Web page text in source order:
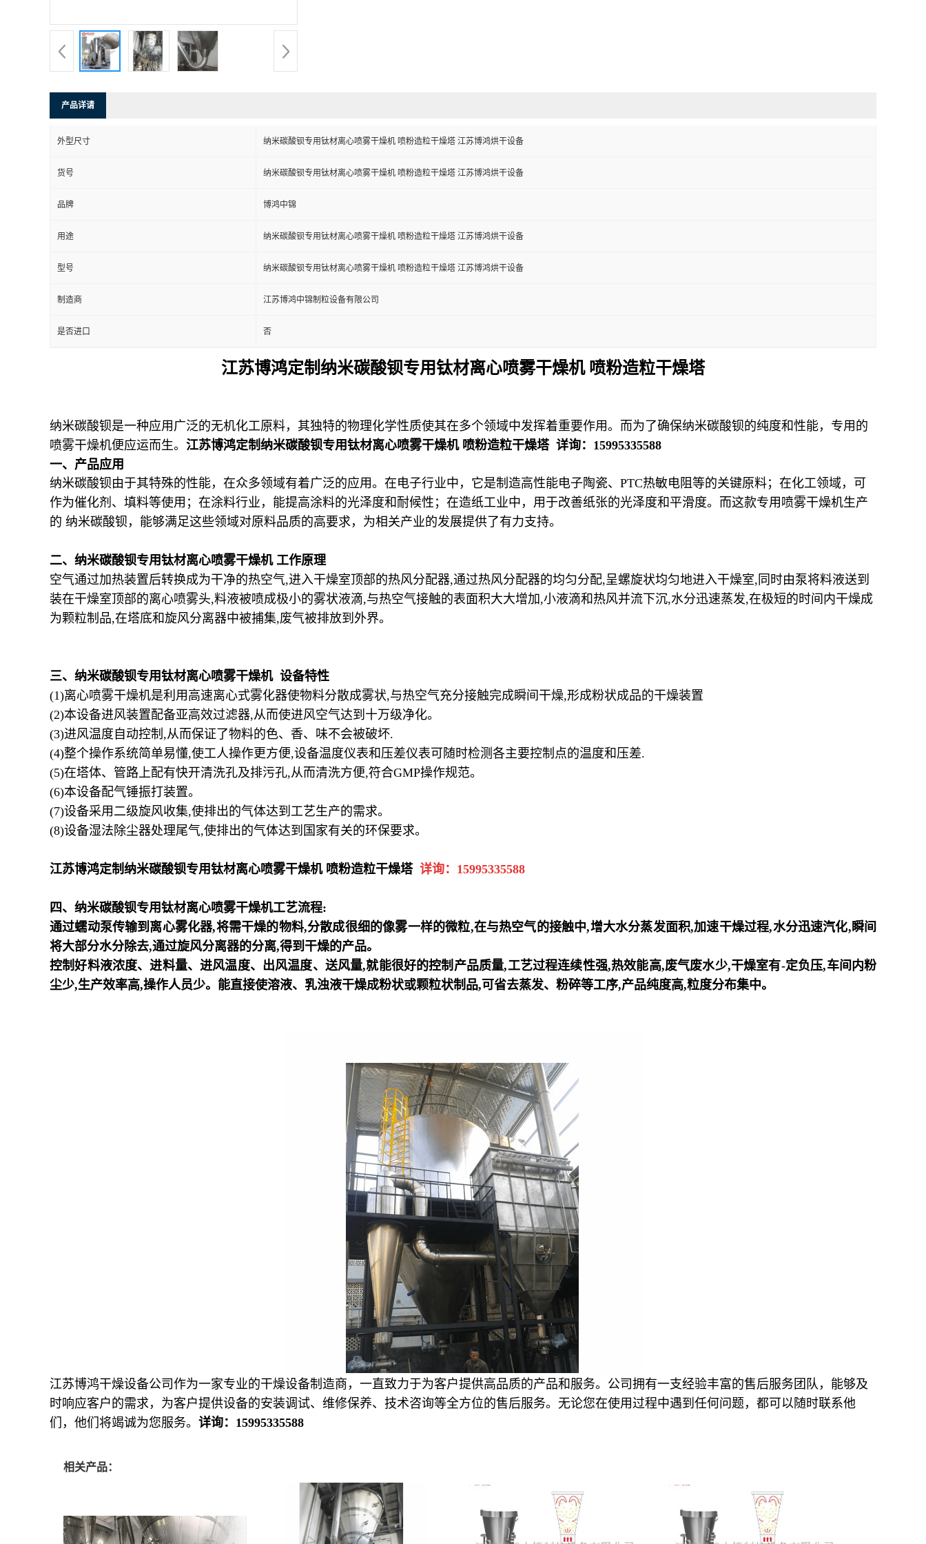
产品详请
外型尺寸 纳米碳酸钡专用钛材离心喷雾干燥机 喷粉造粒干燥塔 江苏博鸿烘干设备
货号 纳米碳酸钡专用钛材离心喷雾干燥机 喷粉造粒干燥塔 江苏博鸿烘干设备
品牌 博鸿中锦
用途 纳米碳酸钡专用钛材离心喷雾干燥机 喷粉造粒干燥塔 江苏博鸿烘干设备
型号 纳米碳酸钡专用钛材离心喷雾干燥机 喷粉造粒干燥塔 江苏博鸿烘干设备
制造商 江苏博鸿中锦制粒设备有限公司
是否进口 否
江苏博鸿定制纳米碳酸钡专用钛材离心喷雾干燥机 喷粉造粒干燥塔
纳米碳酸钡是一种应用广泛的无机化工原料，其独特的物理化学性质使其在多个领域中发挥着重要作用。而为了确保纳米碳酸钡的纯度和性能，专用的
喷雾干燥机便应运而生。 江苏博鸿定制纳米碳酸钡专用钛材离心喷雾干燥机 喷粉造粒干燥塔 详询： 15995335588
一、 产品应用
纳米碳酸钡由于其特殊的性能，在众多领域有着广泛的应用。在电子行业中，它是制造高性能电子陶瓷、 PTC热敏电阻等的关键原料；在化工领域，可
作为催化剂、填料等使用；在涂料行业，能提高涂料的光泽度和耐候性；在造纸工业中，用于改善纸张的光泽度和平滑度。而这款专用喷雾干燥机生产
的 纳米碳酸钡，能够满足这些领域对原料品质的高要求，为相关产业的发展提供了有力支持。
二、 纳米碳酸钡专用钛材离心喷雾干燥机 工作原理
空气通过加热装置后转换成为干净的热空气,进入干燥室顶部的热风分配器,通过热风分配器的均匀分配, 呈螺旋状均匀地进入干燥室, 同时由泵将料液送到
装在干燥室顶部的离心喷雾头,料液被喷成极小的雾状液滴,与热空气接触的表面积大大增加,小液滴和热风并流下沉,水分迅速蒸发,在极短的时间内干燥成
为颗粒制品,在塔底和旋风分离器中被捕集,废气被排放到外界。
三、 纳米碳酸钡专用钛材离心喷雾干燥机 设备特性
(1)离心喷雾干燥机是利用高速离心式雾化器使物料分散成雾状,与热空气充分接触完成瞬间干燥,形成粉状成品的干燥装置
(2)本设备进风装置配备亚高效过滤器,从而使进风空气达到十万级净化。
(3)进风温度自动控制 ,从而保证了物料的色、香、味不会被破坏.
(4)整个操作系统简单易懂,使工人操作更方便,设备温度仪表和压差仪表可随时检测各主要控制点的温度和压差.
(5)在塔体、管路上配有快开清洗孔及排污孔,从而清洗方便,符合GMP操作规范。
(6)本设备配气锤振打装置。
(7)设备采用二级旋风收集,使排出的气体达到工艺生产的需求。
(8)设备湿法除尘器处理尾气,使排出的气体达到国家有关的环保要求。
江苏博鸿定制纳米碳酸钡专用钛材离心喷雾干燥机 喷粉造粒干燥塔 详询： 15995335588
四、 纳米碳酸钡专用钛材离心喷雾干燥机工艺流程:
通过蠕动泵传输到离心雾化器,将需干燥的物料,分散成很细的像雾一样的微粒,在与热空气的接触中,增大水分蒸发面积,加速干燥过程,水分迅速汽化, 瞬间
将大部分水分除去,通过旋风分离器的分离,得到干燥的产品。
控制好料液浓度、进料量、进风温度、出风温度、送风量,就能很好的控制产品质量,工艺过程连续性强,热效能高,废气废水少,干燥室有-定负压,车间内粉
尘少,生产效率高,操作人员少。能直接使溶液、乳浊液干燥成粉状或颗粒状制品,可省去蒸发、粉碎等工序,产品纯度高,粒度分布集中。
江苏博鸿干燥设备公司作为一家专业的干燥设备制造商，一直致力于为客户提供高品质的产品和服务。公司拥有一支经验丰富的售后服务团队，能够及
时响应客户的需求，为客户提供设备的安装调试、维修保养、技术咨询等全方位的售后服务。无论您在使用过程中遇到任何问题，都可以随时联系他
们，他们将竭诚为您服务。 详询： 15995335588
相关产品：